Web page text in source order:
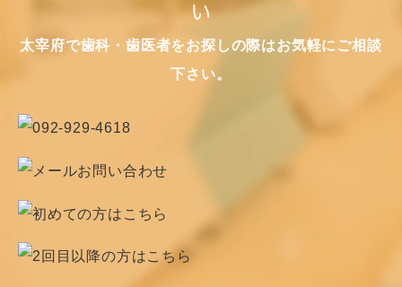
い
太宰府で歯科・歯医者をお探しの際はお気軽にご相談
下さい。